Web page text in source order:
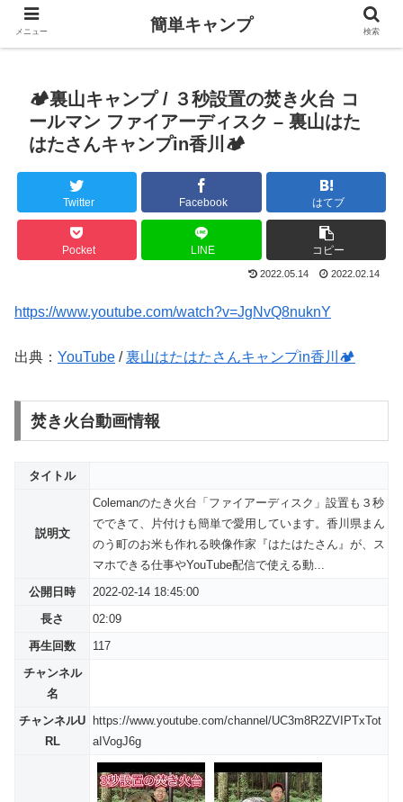
🏕裏山キャンプ / ３秒設置の焚き火台 コ
ールマン ファイアーディスク – 裏山はた
はたさんキャンプin香川🏕
Twitter Facebook はてブ
Pocket LINE コピー
2022.05.14 2022.02.14
https://www.youtube.com/watch?v=JgNvQ8nuknY
出典： YouTube /裏山はたはたさんキャンプin香川🏕
焚き火台動画情報
タイトル
説明文
Colemanのたき火台「ファイアーディスク」設置も３秒
でできて、片付けも簡単で愛用しています。香川県まん
のう町のお米も作れる映像作家『はたはたさん』が、ス
マホできる仕事やYouTube配信で使える動...
公開日時
2022-02-14 18:45:00
長さ
02:09
再生回数
117
チャンネル
名
チャンネルU
RL
https://www.youtube.com/channel/UC3m8R2ZVIPTxTot
aIVogJ6g
メニュー 簡単キャンプ 検索